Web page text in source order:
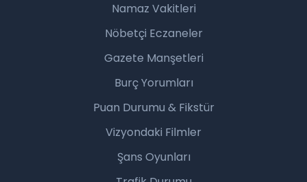
Namaz Vakitleri
Nöbetçi Eczaneler
Gazete Manşetleri
Burç Yorumları
Puan Durumu & Fikstür
Vizyondaki Filmler
Şans Oyunları